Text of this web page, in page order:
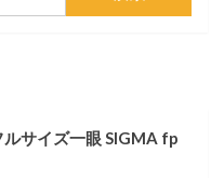
ルサイズ一眼 SIGMA fp